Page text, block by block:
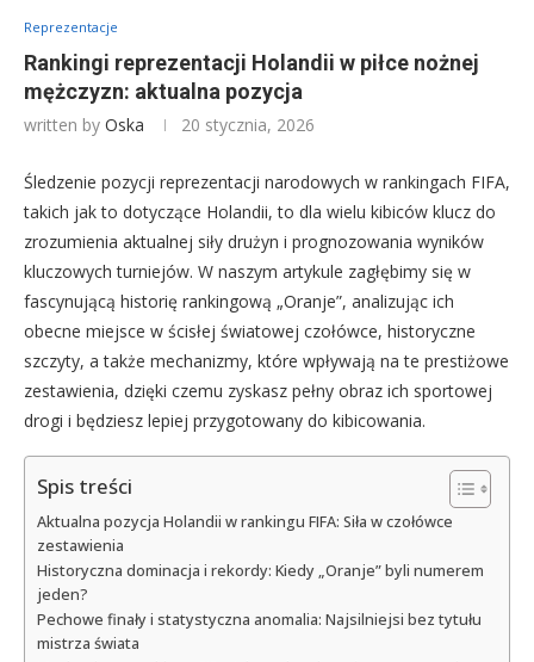
Reprezentacje
Rankingi reprezentacji Holandii w piłce nożnej
mężczyzn: aktualna pozycja
written by Oska 20 stycznia, 2026
Śledzenie pozycji reprezentacji narodowych w rankingach FIFA,
takich jak to dotyczące Holandii, to dla wielu kibiców klucz do
zrozumienia aktualnej siły drużyn i prognozowania wyników
kluczowych turniejów. W naszym artykule zagłębimy się w
fascynującą historię rankingową „Oranje”, analizując ich
obecne miejsce w ścisłej światowej czołówce, historyczne
szczyty, a także mechanizmy, które wpływają na te prestiżowe
zestawienia, dzięki czemu zyskasz pełny obraz ich sportowej
drogi i będziesz lepiej przygotowany do kibicowania.
Spis treści
Aktualna pozycja Holandii w rankingu FIFA: Siła w czołówce
zestawienia
Historyczna dominacja i rekordy: Kiedy „Oranje” byli numerem
jeden?
Pechowe finały i statystyczna anomalia: Najsilniejsi bez tytułu
mistrza świata